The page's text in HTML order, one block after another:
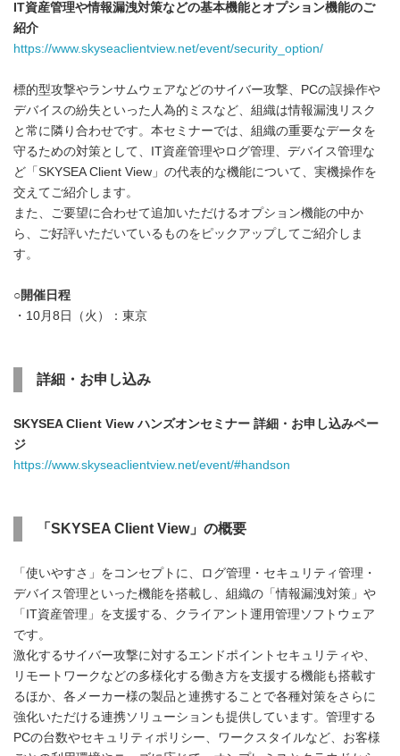
IT資産管理や情報漏洩対策などの基本機能とオプション機能のご
紹介
https://www.skyseaclientview.net/event/security_option/
標的型攻撃やランサムウェアなどのサイバー攻撃、PCの誤操作や
デバイスの紛失といった人為的ミスなど、組織は情報漏洩リスク
と常に隣り合わせです。本セミナーでは、組織の重要なデータを
守るための対策として、IT資産管理やログ管理、デバイス管理な
ど「SKYSEA Client View」の代表的な機能について、実機操作を
交えてご紹介します。
また、ご要望に合わせて追加いただけるオプション機能の中か
ら、ご好評いただいているものをピックアップしてご紹介しま
す。
○開催日程
・10月8日（火）：東京
詳細・お申し込み
SKYSEA Client View ハンズオンセミナー 詳細・お申し込みペー
ジ
https://www.skyseaclientview.net/event/#handson
「SKYSEA Client View」の概要
「使いやすさ」をコンセプトに、ログ管理・セキュリティ管理・
デバイス管理といった機能を搭載し、組織の「情報漏洩対策」や
「IT資産管理」を支援する、クライアント運用管理ソフトウェア
です。
激化するサイバー攻撃に対するエンドポイントセキュリティや、
リモートワークなどの多様化する働き方を支援する機能も搭載す
るほか、各メーカー様の製品と連携することで各種対策をさらに
強化いただける連携ソリューションも提供しています。管理する
PCの台数やセキュリティポリシー、ワークスタイルなど、お客様